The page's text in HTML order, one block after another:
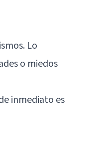
Lo
o miedos
inmediato es